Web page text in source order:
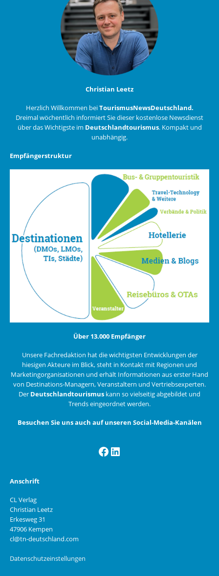
Christian Leetz
Herzlich Willkommen beiTourismusNewsDeutschland.
Dreimal wöchentlich informiert Sie dieser kostenlose Newsdienst
über das Wichtigste im Deutschlandtourismus. Kompakt und
unabhängig.
Empfängerstruktur
Über 13.000 Empfänger
Unsere Fachredaktion hat die wichtigsten Entwicklungen der
hiesigen Akteure im Blick, steht in Kontakt mit Regionen und
Marketingorganisationen und erhält Informationen aus erster Hand
von Destinations-Managern, Veranstaltern und Vertriebsexperten.
Der Deutschlandtourismus kann so vielseitig abgebildet und
Trends eingeordnet werden.
Besuchen Sie uns auch auf unseren Social-Media-Kanälen
Facebook
LinkedIn
Anschrift
CL Verlag
Christian Leetz
Erkesweg 31
47906 Kempen
cl@tn-deutschland.com
Datenschutzeinstellungen